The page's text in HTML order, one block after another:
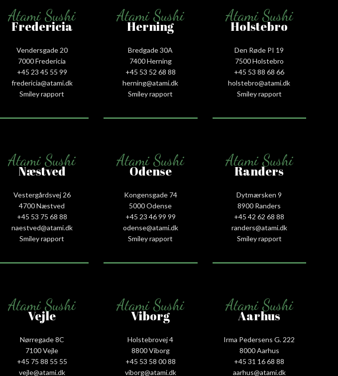
Atami Sushi
Fredericia
Vendersgade 20
7000 Fredericia
+45 23 45 55 99
fredericia@atami.dk
Smiley rapport
Atami Sushi
Herning
Bredgade 30A
7400 Herning
+45 53 52 68 88
herning@atami.dk
Smiley rapport
Atami Sushi
Holstebro
Den Røde PI 19
7500 Holstebro
+45 53 88 68 66
holstebro@atami.dk
Smiley rapport
Atami Sushi
Næstved
Vestergårdsvej 26
4700 Næstved
+45 53 75 68 88
naestved@atami.dk
Smiley rapport
Atami Sushi
Odense
Kongensgade 74
5000 Odense
+45 23 46 99 99
odense@atami.dk
Smiley rapport
Atami Sushi
Randers
Dytmærsken 9
8900 Randers
+45 42 62 68 88
randers@atami.dk
Smiley rapport
Atami Sushi
Vejle
Nørregade 8C
7100 Vejle
+45 75 88 55 55
vejle@atami.dk
Atami Sushi
Viborg
Holstebrovej 4
8800 Viborg
+45 53 58 00 88
viborg@atami.dk
Atami Sushi
Aarhus
Irma Pedersens G. 222
8000 Aarhus
+45 31 16 68 88
aarhus@atami.dk